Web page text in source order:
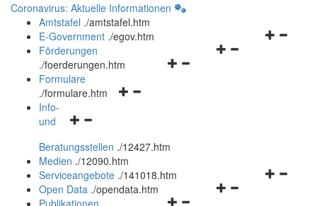
Coronavirus: Aktuelle Informationen
Amtstafel ./amtstafel.htm
Navigationsmenü
E-Government ./egov.htm
Navigationsmenü
Förderungen
./foerderungen.htm
Navigationsmenü
Formulare
./formulare.htm
Navigationsmenü
und
schließen
Info-
und
Beratungsstellen ./12427.htm
Medien ./12090.htm
Navigationsmenü
Serviceangebote ./141018.htm
Navigationsmenü
Open Data ./opendata.htm
Publikationen